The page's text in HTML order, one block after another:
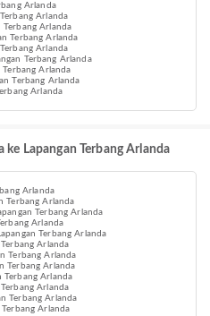
Arlanda
Arlanda
Terbang Arlanda
Terbang Arlanda
Arlanda
Terbang Arlanda
Terbang Arlanda
Terbang Arlanda
Arlanda
ke Lapangan Terbang Arlanda
Arlanda
Terbang Arlanda
Terbang Arlanda
Arlanda
Terbang Arlanda
Arlanda
Terbang Arlanda
Terbang Arlanda
Terbang Arlanda
Arlanda
Terbang Arlanda
Arlanda